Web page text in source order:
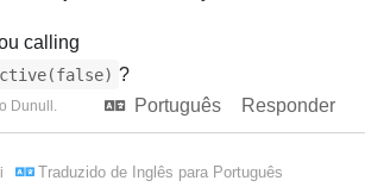
calling
?
Português
Responder
Dunull.
Traduzido de Inglês para Português